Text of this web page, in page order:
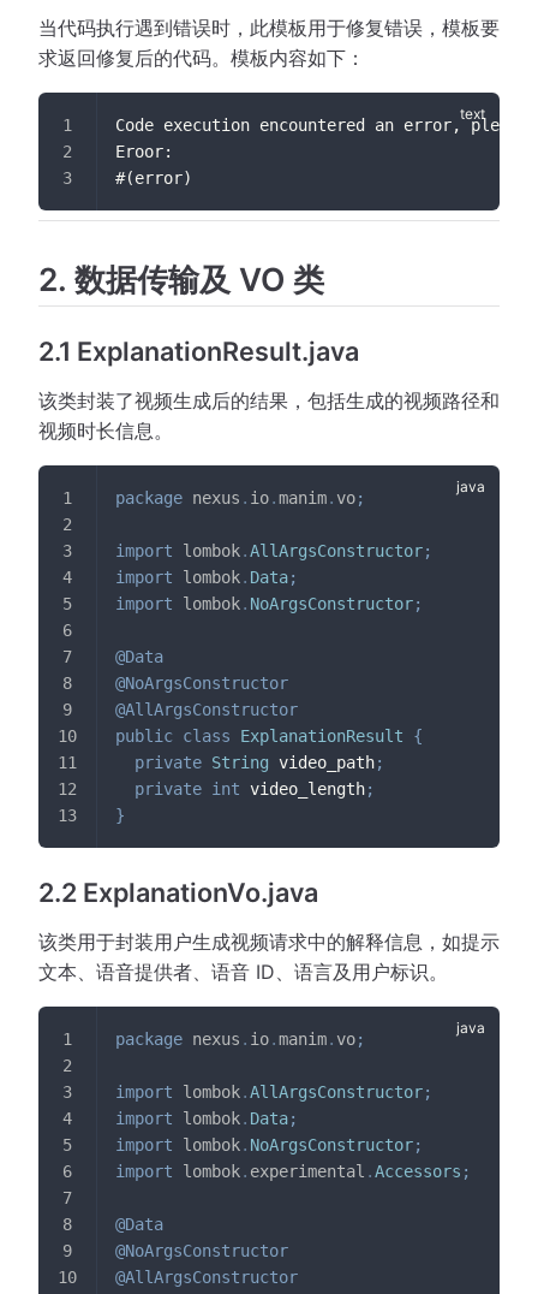
当代码执行遇到错误时，此模板用于修复错误，模板要
求返回修复后的代码。模板内容如下：
Code execution encountered an error,
Eroor:
#(error)
2. 数据传输及 VO 类
2.1 ExplanationResult.java
该类封装了视频生成后的结果，包括生成的视频路径和
视频时长信息。
package nexus . io.manim. vo;
import lombok.AllArgsConstructor;
import
lombok. Data;
import
lombok. NoArgsConstructor;
@Data
@NoArgsConstructor
@AllArgsConstructor
public class ExplanationResult
{
private String video_path;
private int video_length;
}
2.2 ExplanationVo.java
该类用于封装用户生成视频请求中的解释信息，如提示
文本、语音提供者、语音 ID、语言及用户标识。
package nexus . io.manim. vo;
import lombok.AllArgsConstructor;
import
lombok. Data;
import
lombok. NoArgsConstructor;
import
lombok. experimental .Accessors ;
@Data
@NoArgsConstructor
@AllArgsConstructor